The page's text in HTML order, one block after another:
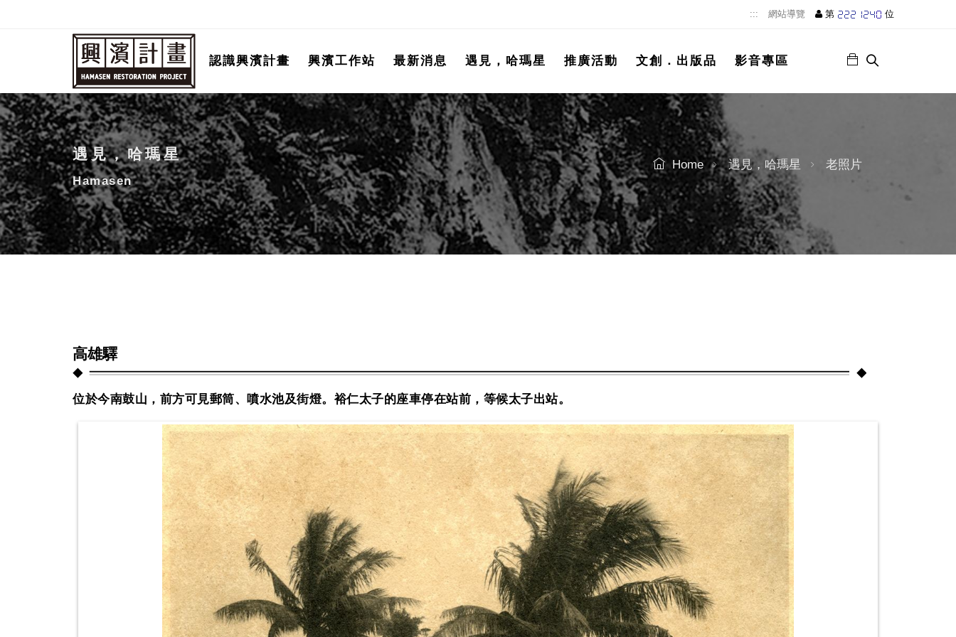
容
::: 網站導覽 第 位
認識興濱計畫 興濱工作站 最新消息 遇見，哈瑪星 推廣活動 文創．出版品 影音專區
遇見，哈瑪星
Hamasen
Home 遇見，哈瑪星 老照片
高雄驛
位於今南鼓山，前方可見郵筒、噴水池及街燈。裕仁太子的座車停在站前，等候太子出站。